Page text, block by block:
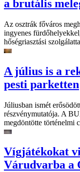
a brutális
Az osztrák főváros
ingyenes
hőségriasztási
A július is a
pesti parketten
Júliusban ismét
részvénymutatója. A
megdöntötte történelmi
Vígjátékokat
Várudvarba a